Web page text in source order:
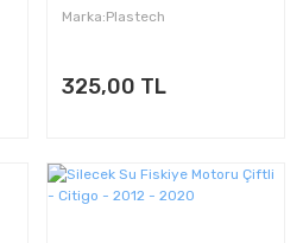
Marka:Plastech
325,00 TL